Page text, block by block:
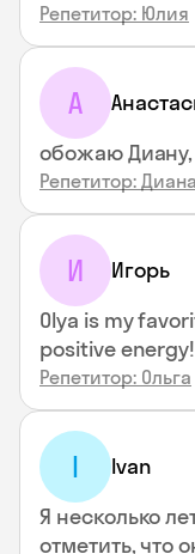
Репетитор: Юлия
А
обожаю
Репетитор: Диана
И Игорь
Olya is my
positive energy!
Репетитор: Ольга
I Ivan
Я несколько
отметить, что